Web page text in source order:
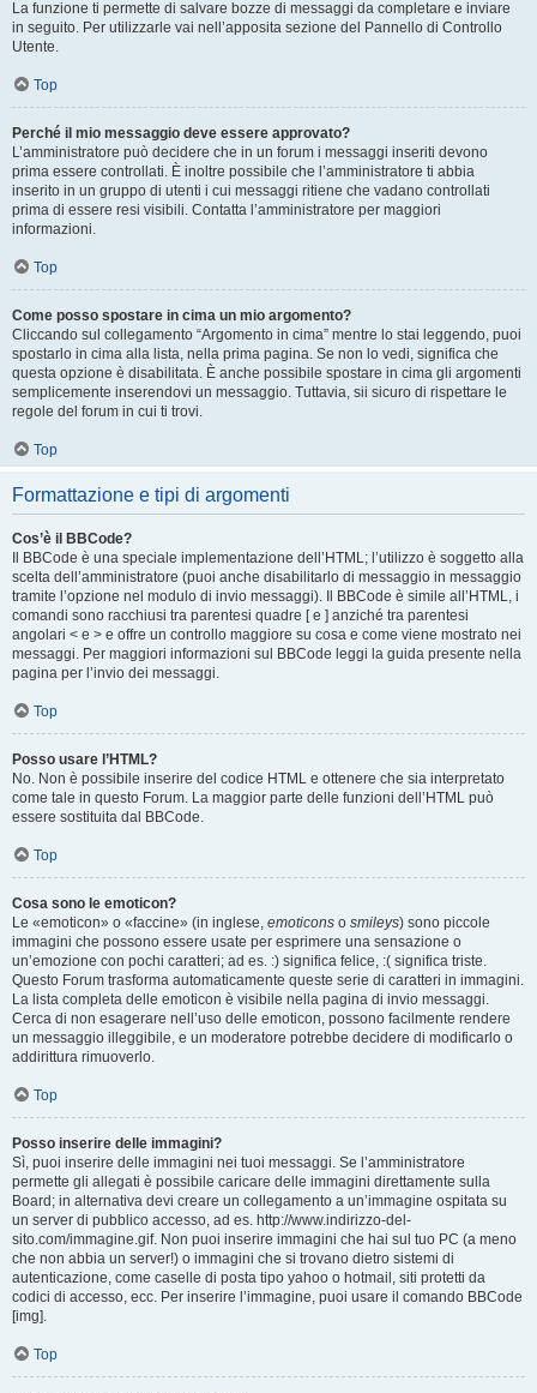
La funzione ti permette di salvare bozze di messaggi da completare e inviare
in seguito. Per utilizzarle vai nell’apposita sezione del Pannello di Controllo
Utente.
Top
Perché il mio messaggio deve essere approvato?
L’amministratore può decidere che in un forum i messaggi inseriti devono
prima essere controllati. È inoltre possibile che l’amministratore ti abbia
inserito in un gruppo di utenti i cui messaggi ritiene che vadano controllati
prima di essere resi visibili. Contatta l’amministratore per maggiori
informazioni.
Top
Come posso spostare in cima un mio argomento?
Cliccando sul collegamento “Argomento in cima” mentre lo stai leggendo, puoi
spostarlo in cima alla lista, nella prima pagina. Se non lo vedi, significa che
questa opzione è disabilitata. È anche possibile spostare in cima gli argomenti
semplicemente inserendovi un messaggio. Tuttavia, sii sicuro di rispettare le
regole del forum in cui ti trovi.
Top
Formattazione e tipi di argomenti
Cos’è il BBCode?
Il BBCode è una speciale implementazione dell’HTML; l’utilizzo è soggetto alla
scelta dell’amministratore (puoi anche disabilitarlo di messaggio in messaggio
tramite l’opzione nel modulo di invio messaggi). Il BBCode è simile all’HTML, i
comandi sono racchiusi tra parentesi quadre [ e ] anziché tra parentesi
angolari < e > e offre un controllo maggiore su cosa e come viene mostrato nei
messaggi. Per maggiori informazioni sul BBCode leggi la guida presente nella
pagina per l’invio dei messaggi.
Top
Posso usare l’HTML?
No. Non è possibile inserire del codice HTML e ottenere che sia interpretato
come tale in questo Forum. La maggior parte delle funzioni dell’HTML può
essere sostituita dal BBCode.
Top
Cosa sono le emoticon?
Le «emoticon» o «faccine» (in inglese, emoticons o smileys) sono piccole
immagini che possono essere usate per esprimere una sensazione o
un’emozione con pochi caratteri; ad es. :) significa felice, :( significa triste.
Questo Forum trasforma automaticamente queste serie di caratteri in immagini.
La lista completa delle emoticon è visibile nella pagina di invio messaggi.
Cerca di non esagerare nell’uso delle emoticon, possono facilmente rendere
un messaggio illeggibile, e un moderatore potrebbe decidere di modificarlo o
addirittura rimuoverlo.
Top
Posso inserire delle immagini?
Sì, puoi inserire delle immagini nei tuoi messaggi. Se l’amministratore
permette gli allegati è possibile caricare delle immagini direttamente sulla
Board; in alternativa devi creare un collegamento a un’immagine ospitata su
un server di pubblico accesso, ad es. http://www.indirizzo-del-
sito.com/immagine.gif. Non puoi inserire immagini che hai sul tuo PC (a meno
che non abbia un server!) o immagini che si trovano dietro sistemi di
autenticazione, come caselle di posta tipo yahoo o hotmail, siti protetti da
codici di accesso, ecc. Per inserire l’immagine, puoi usare il comando BBCode
[img].
Top